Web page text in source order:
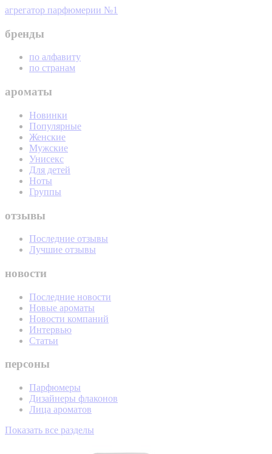
агрегатор парфюмерии №1
бренды
по алфавиту
по странам
ароматы
Новинки
Популярные
Женские
Мужские
Унисекс
Для детей
Ноты
Группы
отзывы
Последние отзывы
Лучшие отзывы
новости
Последние новости
Новые ароматы
Новости компаний
Интервью
Статьи
персоны
Парфюмеры
Дизайнеры флаконов
Лица ароматов
Показать все разделы